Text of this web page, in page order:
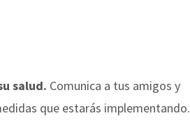
salud. Comunica a tus amigos y
que estarás implementando.